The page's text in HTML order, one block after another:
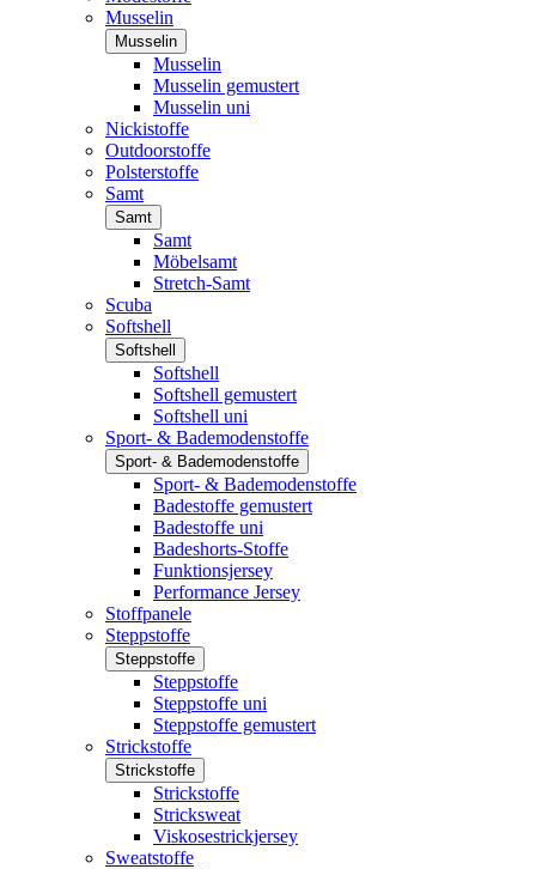
Musselin
Musselin
Musselin
Musselin gemustert
Musselin uni
Nickistoffe
Outdoorstoffe
Polsterstoffe
Samt
Samt
Samt
Möbelsamt
Stretch-Samt
Scuba
Softshell
Softshell
Softshell
Softshell gemustert
Softshell uni
Sport- & Bademodenstoffe
Sport- & Bademodenstoffe
Sport- & Bademodenstoffe
Badestoffe gemustert
Badestoffe uni
Badeshorts-Stoffe
Funktionsjersey
Performance Jersey
Stoffpanele
Steppstoffe
Steppstoffe
Steppstoffe
Steppstoffe uni
Steppstoffe gemustert
Strickstoffe
Strickstoffe
Strickstoffe
Stricksweat
Viskosestrickjersey
Sweatstoffe